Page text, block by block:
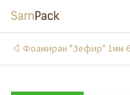
Фоамиран "Зефир" 1мм